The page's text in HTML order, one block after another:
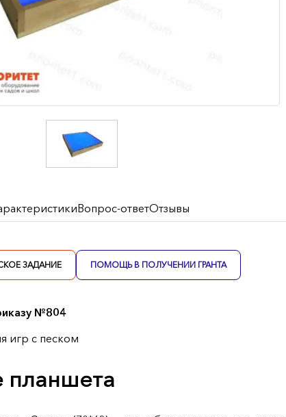
Вопрос-ответОтзывы
ЗАДАНИЕ ПОМОЩЬ В ПОЛУЧЕНИИ ГРАНТА
№804
игр с песком
планшета